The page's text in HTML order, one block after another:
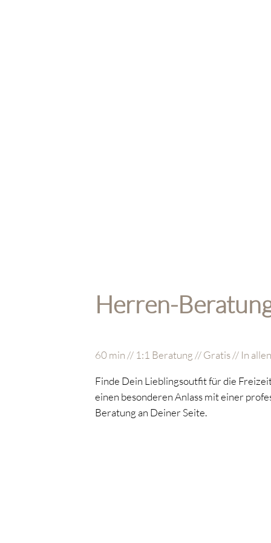
Herren-
60 min // 1:1 Beratung // Gratis // In
Finde Dein Lieblingsoutfit für die
einen besonderen Anlass mit einer
Beratung an Deiner Seite.